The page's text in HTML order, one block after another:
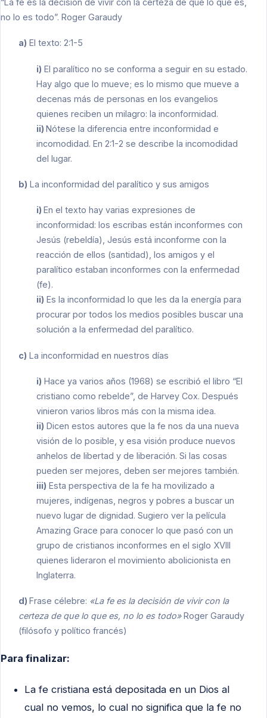
no lo es todo”. Roger Garaudy
a) El texto: 2:1-5
i) El paralítico no se conforma a seguir en su estado.
Hay algo que lo mueve; es lo mismo que mueve a
decenas más de personas en los evangelios
quienes reciben un milagro: la inconformidad.
ii) Nótese la diferencia entre inconformidad e
incomodidad. En 2:1-2 se describe la incomodidad
del lugar.
b) La inconformidad del paralítico y sus amigos
i) En el texto hay varias expresiones de
inconformidad: los escribas están inconformes con
Jesús (rebeldía), Jesús está inconforme con la
reacción de ellos (santidad), los amigos y el
paralítico estaban inconformes con la enfermedad
(fe).
ii) Es la inconformidad lo que les da la energía para
procurar por todos los medios posibles buscar una
solución a la enfermedad del paralítico.
c) La inconformidad en nuestros días
i) Hace ya varios años (1968) se escribió el libro “El
cristiano como rebelde”, de Harvey Cox. Después
vinieron varios libros más con la misma idea.
ii) Dicen estos autores que la fe nos da una nueva
visión de lo posible, y esa visión produce nuevos
anhelos de libertad y de liberación. Si las cosas
pueden ser mejores, deben ser mejores también.
iii) Esta perspectiva de la fe ha movilizado a
mujeres, indígenas, negros y pobres a buscar un
nuevo lugar de dignidad. Sugiero ver la película
Amazing Grace para conocer lo que pasó con un
grupo de cristianos inconformes en el siglo XVIII
quienes lideraron el movimiento abolicionista en
Inglaterra.
d) Frase célebre: «La fe es la decisión de vivir con la
certeza de que lo que es, no lo es todo»Roger Garaudy
(filósofo y político francés)
Para finalizar:
La fe cristiana está depositada en un Dios al
cual no vemos, lo cual no significa que la fe no